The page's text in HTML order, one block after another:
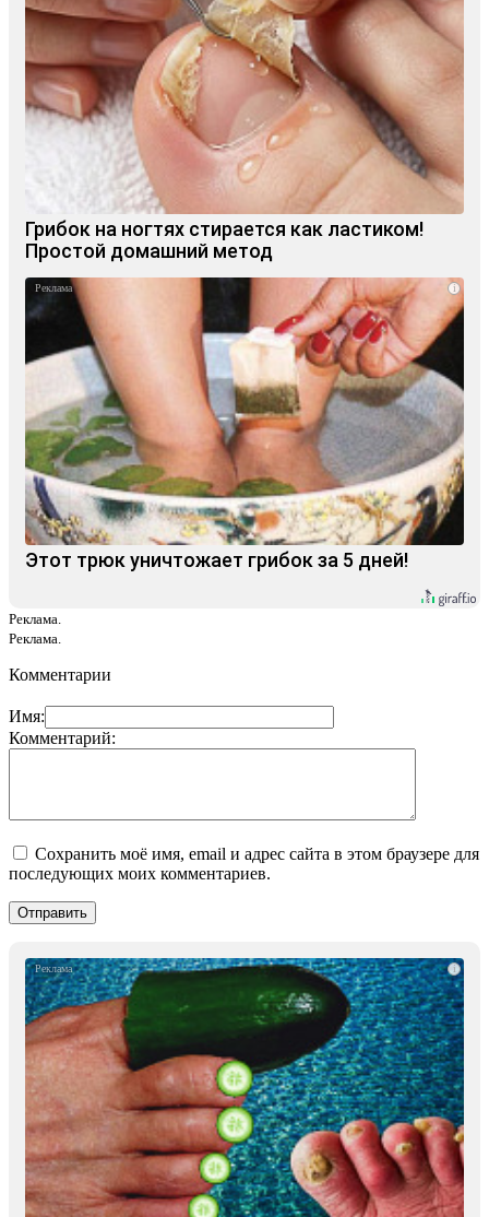
Грибок на ногтях стирается как ластиком!
Простой домашний метод
i
Этот трюк уничтожает грибок за 5 дней!
Реклама.
Реклама.
Комментарии
Имя:
Комментарий:
Сохранить моё имя, email и адрес сайта в этом браузере для
последующих моих комментариев.
i